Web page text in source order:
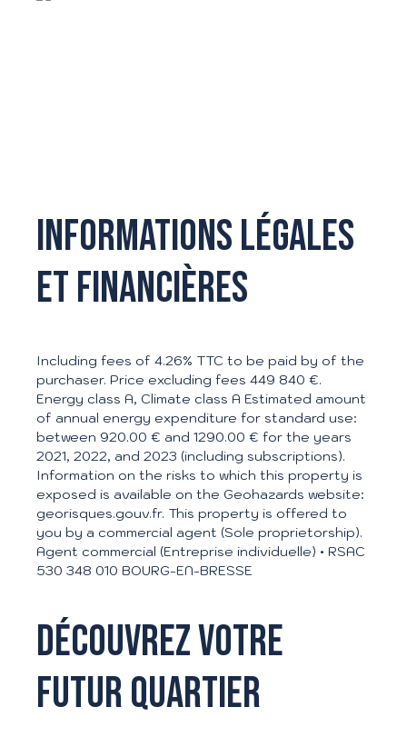
Informations légales
et financières
Including fees of 4.26% TTC to be paid by of the
purchaser. Price excluding fees 449 840 €.
Energy class A, Climate class A Estimated amount
of annual energy expenditure for standard use:
between 920.00 € and 1290.00 € for the years
2021, 2022, and 2023 (including subscriptions).
Information on the risks to which this property is
exposed is available on the Geohazards website:
georisques.gouv.fr. This property is offered to
you by a commercial agent (Sole proprietorship).
Agent commercial (Entreprise individuelle) • RSAC
530 348 010 BOURG-EN-BRESSE
Découvrez votre
futur quartier